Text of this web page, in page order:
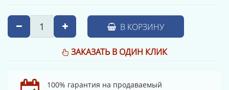
В КОРЗИНУ
ЗАКАЗАТЬ В ОДИН КЛИК
100% гарантия на продаваемый